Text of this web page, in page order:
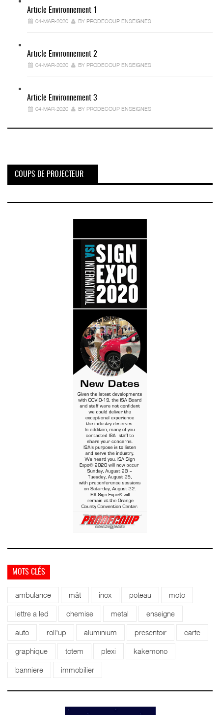
Article Environnement 1
04-MAR-2020 BY PRODECOUP ENSEIGNES
Article Environnement 2
04-MAR-2020 BY PRODECOUP ENSEIGNES
Article Environnement 3
04-MAR-2020 BY PRODECOUP ENSEIGNES
COUPS DE PROJECTEUR
MOTS CLÉS
ambulance mât inox poteau moto
lettre a led chemise metal enseigne
auto roll'up aluminium presentoir carte
graphique totem plexi kakemono
banniere immobilier